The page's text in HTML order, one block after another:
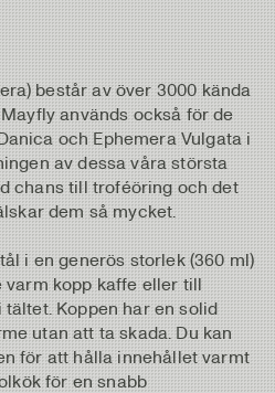
består av över 3000 kända
används också för de
och Ephemera Vulgata i
av dessa våra största
chans till troféöring och det
dem så mycket.
i en generös storlek (360 ml)
kopp kaffe eller till
Koppen har en solid
utan att ta skada. Du kan
för att hålla innehållet varmt
för en snabb